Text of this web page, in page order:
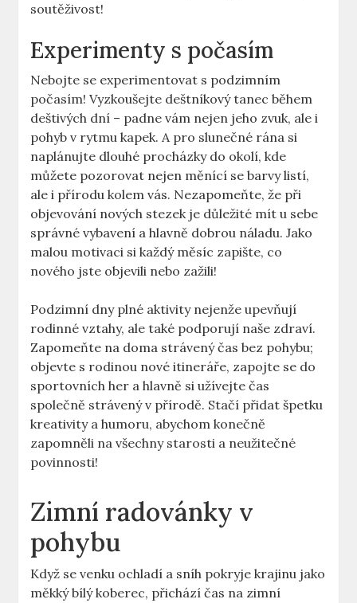
soutěživost!
Experimenty s počasím
Nebojte se experimentovat s podzimním
počasím! Vyzkoušejte deštníkový tanec během
deštivých dní – padne vám nejen jeho zvuk, ale i
pohyb v rytmu kapek. A pro slunečné rána si
naplánujte dlouhé procházky do okolí, kde
můžete pozorovat nejen měnící se barvy listí,
ale i přírodu kolem vás. Nezapomeňte, že při
objevování nových stezek je důležité mít u sebe
správné vybavení a hlavně dobrou náladu. Jako
malou motivaci si každý měsíc zapište, co
nového jste objevili nebo zažili!
Podzimní dny plné aktivity nejenže upevňují
rodinné vztahy, ale také podporují naše zdraví.
Zapomeňte na doma strávený čas bez pohybu;
objevte s rodinou nové itineráře, zapojte se do
sportovních her a hlavně si užívejte čas
společně strávený v přírodě. Stačí přidat špetku
kreativity a humoru, abychom konečně
zapomněli na všechny starosti a neužitečné
povinnosti!
Zimní radovánky v
pohybu
Když se venku ochladí a sníh pokryje krajinu jako
měkký bílý koberec, přichází čas na zimní